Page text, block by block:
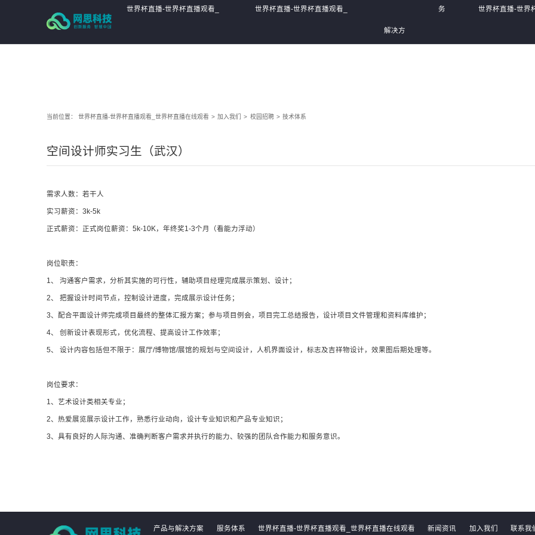
世界杯直播-世界杯直播观看_
世界杯直播-世界杯直播观看_
解决方
务 世界杯直播-世界
当前位置： 世界杯直播-世界杯直播观看_世界杯直播在线观看 > 加入我们 > 校园招聘 > 技术体系
空间设计师实习生（武汉）
需求人数：若干人
实习薪资：3k-5k
正式薪资：正式岗位薪资：5k-10K，年终奖1-3个月（看能力浮动）
岗位职责：
1、 沟通客户需求，分析其实施的可行性，辅助项目经理完成展示策划、设计；
2、 把握设计时间节点，控制设计进度，完成展示设计任务；
3、配合平面设计师完成项目最终的整体汇报方案；参与项目例会，项目完工总结报告，设计项目文件管理和资料库维护；
4、 创新设计表现形式，优化流程、提高设计工作效率；
5、 设计内容包括但不限于：展厅/博物馆/展馆的规划与空间设计，人机界面设计，标志及吉祥物设计，效果图后期处理等。
岗位要求：
1、艺术设计类相关专业；
2、热爱展览展示设计工作，熟悉行业动向，设计专业知识和产品专业知识；
3、具有良好的人际沟通、准确判断客户需求并执行的能力、较强的团队合作能力和服务意识。
产品与解决方案 服务体系 世界杯直播-世界杯直播观看_世界杯直播在线观看 新闻资讯 加入我们 联系我